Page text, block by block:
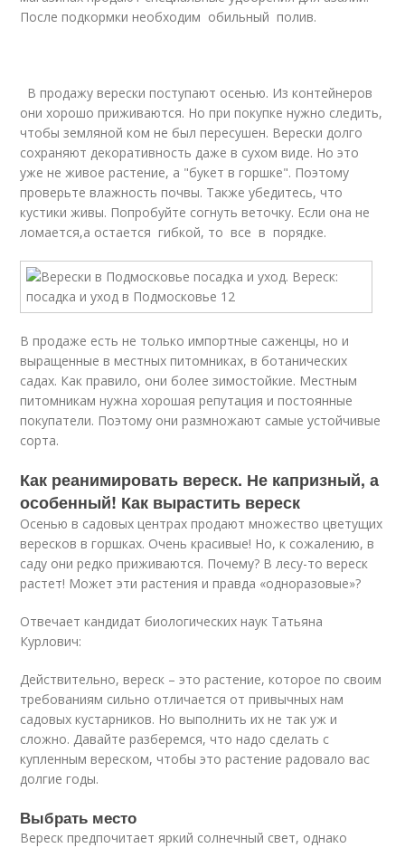
После подкормки необходим обильный полив.
В продажу верески поступают осенью. Из контейнеров
они хорошо приживаются. Но при покупке нужно следить,
чтобы земляной ком не был пересушен. Верески долго
сохраняют декоративность даже в сухом виде. Но это
уже не живое растение, а "букет в горшке". Поэтому
проверьте влажность почвы. Также убедитесь, что
кустики живы. Попробуйте согнуть веточку. Если она не
ломается,а остается гибкой, то все в порядке.
В продаже есть не только импортные саженцы, но и
выращенные в местных питомниках, в ботанических
садах. Как правило, они более зимостойкие. Местным
питомникам нужна хорошая репутация и постоянные
покупатели. Поэтому они размножают самые устойчивые
сорта.
Как реанимировать вереск. Не капризный, а
особенный! Как вырастить вереск
Осенью в садовых центрах продают множество цветущих
вересков в горшках. Очень красивые! Но, к сожалению, в
саду они редко приживаются. Почему? В лесу-то вереск
растет! Может эти растения и правда «одноразовые»?
Отвечает кандидат биологических наук Татьяна
Курлович:
Действительно, вереск – это растение, которое по своим
требованиям сильно отличается от привычных нам
садовых кустарников. Но выполнить их не так уж и
сложно. Давайте разберемся, что надо сделать с
купленным вереском, чтобы это растение радовало вас
долгие годы.
Выбрать место
Вереск предпочитает яркий солнечный свет, однако